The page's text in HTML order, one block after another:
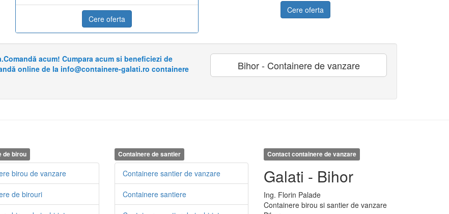
Cere oferta
Cere oferta
acum! Cumpara acum si beneficiezi de
online de la info@containere-galati.ro containere
Bihor - Containere de vanzare
de birou
birou de vanzare
de birouri
Containere de santier
Containere santier de vanzare
Containere santiere
Contact containere de vanzare
Galati - Bihor
Ing. Florin Palade
Containere birou si santier de vanzare